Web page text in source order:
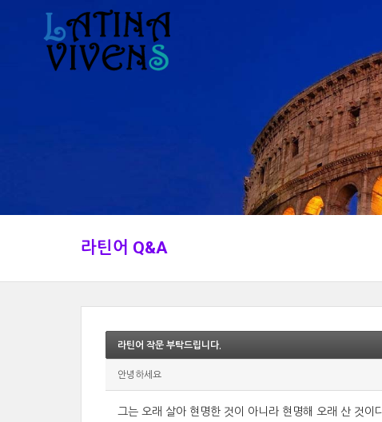
라틴어 Q&A
라틴어 작문 부탁드립니다.
안녕하세요
그는 오래 살아 현명한 것이 아니라 현명해 오래 산 것이